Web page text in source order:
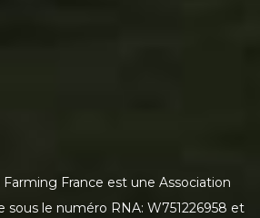
France est une Association
sous le numéro RNA: W751226958 et